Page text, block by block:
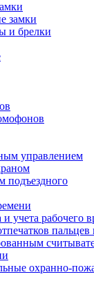
замки
и брелки
управлением
подъездного
учета рабочего
охранно-